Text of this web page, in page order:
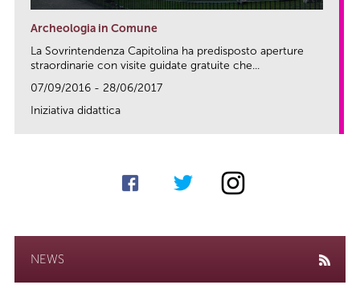
Archeologia in Comune
La Sovrintendenza Capitolina ha predisposto aperture
straordinarie con visite guidate gratuite che...
07/09/2016 - 28/06/2017
Iniziativa didattica
NEWS